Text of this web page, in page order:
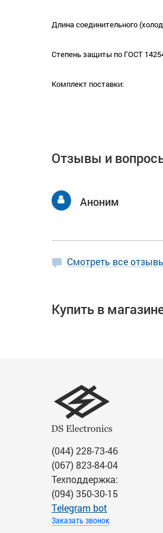
Длина соединительного
Степень защиты по ГОСТ
Комплект поставки:
Отзывы и
Аноним
Смотреть все
Купить в
(044) 228-73-46
(067) 823-84-04
Техподдержка:
(094) 350-30-15
Тelegram bot
Заказать звонок